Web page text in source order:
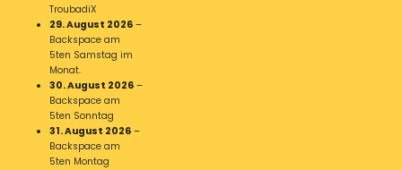
TroubadiX
29. August 2026 –
Backspace am
5ten Samstag im
Monat.
30. August 2026 –
Backspace am
5ten Sonntag
31. August 2026 –
Backspace am
5ten Montag